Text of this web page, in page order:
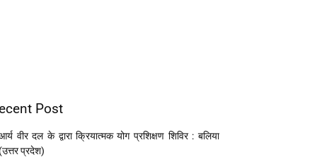
Post
वीर दल के द्वारा क्रियात्मक योग प्रशिक्षण शिविर : बलिया
प्रदेश)